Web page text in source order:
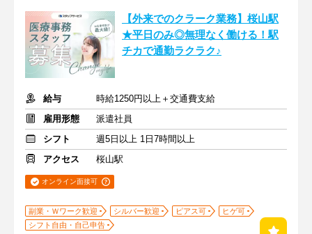
【外来でのクラーク業務】桜山駅
★平日のみ◎無理なく働ける！駅
チカで通勤ラクラク♪
給与
時給1250円以上＋交通費支給
雇用形態
派遣社員
シフト
週5日以上 1日7時間以上
アクセス
桜山駅
オンライン面接可
副業・Ｗワーク歓迎 シルバー歓迎 ピアス可
ヒゲ可
シフト自由・自己申告